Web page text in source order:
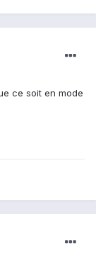
ce soit en mode